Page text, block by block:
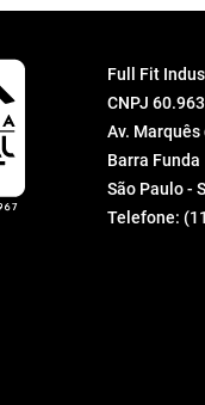
Full Fit
CNPJ
Av. Marquês
Barra Funda
São Paulo -
Telefone: